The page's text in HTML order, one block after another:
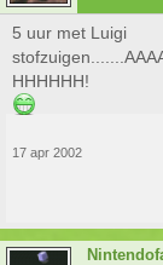
5 uur met Luigi
HHHHHH!
17 apr 2002